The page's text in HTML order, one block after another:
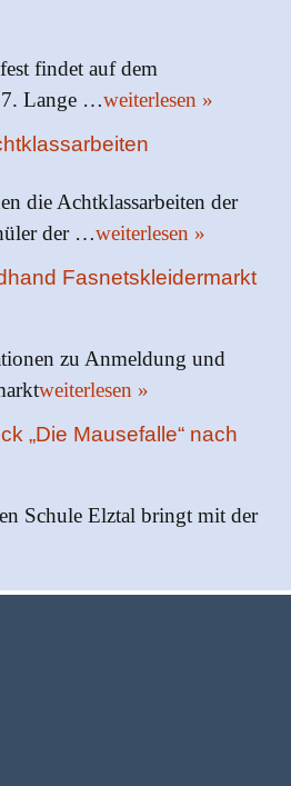
findet auf dem
Lange …weiterlesen »
die Achtklassarbeiten der
der …weiterlesen »
Fasnetskleidermarkt
zu Anmeldung und
weiterlesen »
„Die Mausefalle“ nach
Schule Elztal bringt mit der